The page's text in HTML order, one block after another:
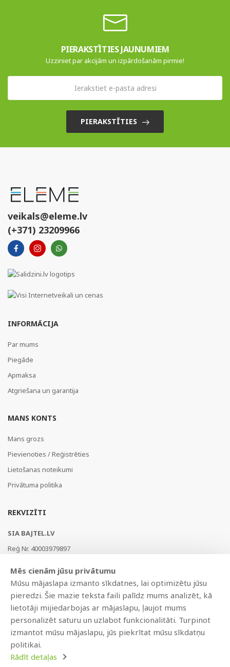
PIERAKSTĪTIES JAUNUMIEM
Uzziniet par akcijām un izpārdošanām pirmie!
PIERAKSTĪTIES
veikals@eleme.lv
(+371) 23209966
INFORMĀCIJA
Par mums
Piegāde
Apmaksa
Atgriešana un garantija
MANS KONTS
Mans grozs
Pievienoties / Reģistrēties
Lietošanas noteikumi
Privātuma politika
REKVIZĪTI
SIA BAJTEL.LV
Reģ Nr. 40003979897
AS Swedbank, HABALV22
LV53HABA0551019240274
Mēs cienām jūsu privātumu
Mūsu mājaslapa izmanto sīkdatnes, lai optimizētu jūsu
pieredzi. Šie mazie teksta faili palīdz mums analizēt, kā
lietotāji mijiedarbojas ar mājaslapu, ļaujot mums
personalizēt saturu un uzlabot funkcionalitāti. Turpinot
izmantot mūsu mājaslapu, jūs piekrītat mūsu sīkdatņu
politikai.
Rādīt detaļas